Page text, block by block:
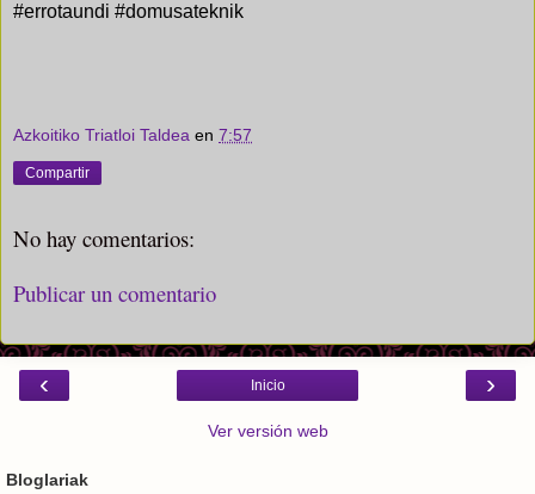
#errotaundi #domusateknik
Azkoitiko Triatloi Taldea en 7:57
Compartir
No hay comentarios:
Publicar un comentario
‹ ›
Inicio
Ver versión web
Bloglariak